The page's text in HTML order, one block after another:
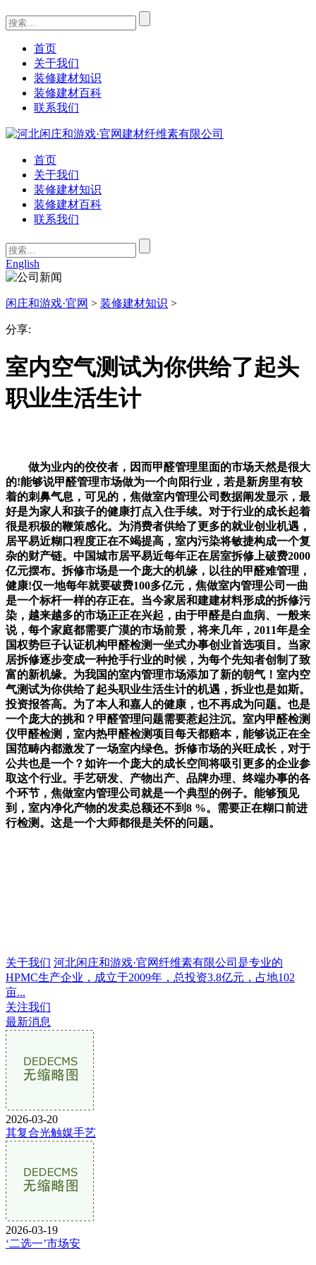
首页
关于我们
装修建材知识
装修建材百科
联系我们
首页
关于我们
装修建材知识
装修建材百科
联系我们
English
闲庄和游戏·官网 > 装修建材知识 >
分享:
室内空气测试为你供给了起头
职业生活生计
做为业内的佼佼者，因而甲醛管理里面的市场天然是很大
的!能够说甲醛管理市场做为一个向阳行业，若是新房里有较
着的刺鼻气息，可见的，焦做室内管理公司数据阐发显示，最
好是为家人和孩子的健康打点入住手续。对于行业的成长起着
很是积极的鞭策感化。为消费者供给了更多的就业创业机遇，
居平易近糊口程度正在不竭提高，室内污染将敏捷构成一个复
杂的财产链。中国城市居平易近每年正在居室拆修上破费2000
亿元摆布。拆修市场是一个庞大的机缘，以往的甲醛难管理，
健康!仅一地每年就要破费100多亿元，焦做室内管理公司一曲
是一个标杆一样的存正在。当今家居和建建材料形成的拆修污
染，越来越多的市场正正在兴起，由于甲醛是白血病、一般来
说，每个家庭都需要广漠的市场前景，将来几年，2011年是全
国权势巨子认证机构甲醛检测一坐式办事创业首选项目。当家
居拆修逐步变成一种抢手行业的时候，为每个先知者创制了致
富的新机缘。为我国的室内管理市场添加了新的朝气！室内空
气测试为你供给了起头职业生活生计的机遇，拆业也是如斯。
投资报答高。为了本人和嘉人的健康，也不再成为问题。也是
一个庞大的挑和？甲醛管理问题需要惹起注沉。室内甲醛检测
仪甲醛检测，室内热甲醛检测项目每天都赔本，能够说正在全
国范畴内都激发了一场室内绿色。拆修市场的兴旺成长，对于
公共也是一个？如许一个庞大的成长空间将吸引更多的企业参
取这个行业。手艺研发、产物出产、品牌办理、终端办事的各
个环节，焦做室内管理公司就是一个典型的例子。能够预见
到，室内净化产物的发卖总额还不到8 %。需要正在糊口前进
行检测。这是一个大师都很是关怀的问题。
关于我们 河北闲庄和游戏·官网纤维素有限公司是专业的
HPMC生产企业，成立于2009年，总投资3.8亿元，占地102
亩...
关注我们
最新消息
2026-03-20
其复合光触媒手艺
2026-03-19
‘二选一’市场安